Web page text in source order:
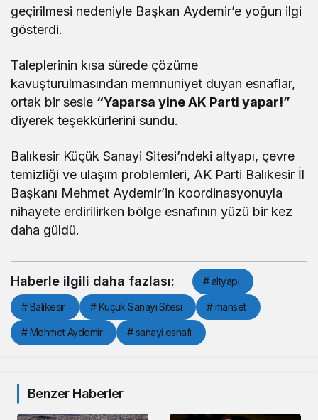
geçirilmesi nedeniyle Başkan Aydemir’e yoğun ilgi
gösterdi.
Taleplerinin kısa sürede çözüme
kavuşturulmasından memnuniyet duyan esnaflar,
ortak bir sesle “Yaparsa yine AK Parti yapar!”
diyerek teşekkürlerini sundu.
Balıkesir Küçük Sanayi Sitesi’ndeki altyapı, çevre
temizliği ve ulaşım problemleri, AK Parti Balıkesir İl
Başkanı Mehmet Aydemir’in koordinasyonuyla
nihayete erdirilirken bölge esnafının yüzü bir kez
daha güldü.
Haberle ilgili daha fazlası: # altyapı
# Balıkesir # Küçük Sanayi Sitesi # manset
# Mehmet Aydemir # sanayi esnafı
Benzer Haberler